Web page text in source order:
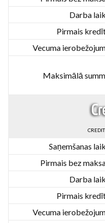
Darba
Pirmais
Vecuma
Maksimālā
Saņemšanas
Pirmais bez
Darba
Pirmais
Vecuma